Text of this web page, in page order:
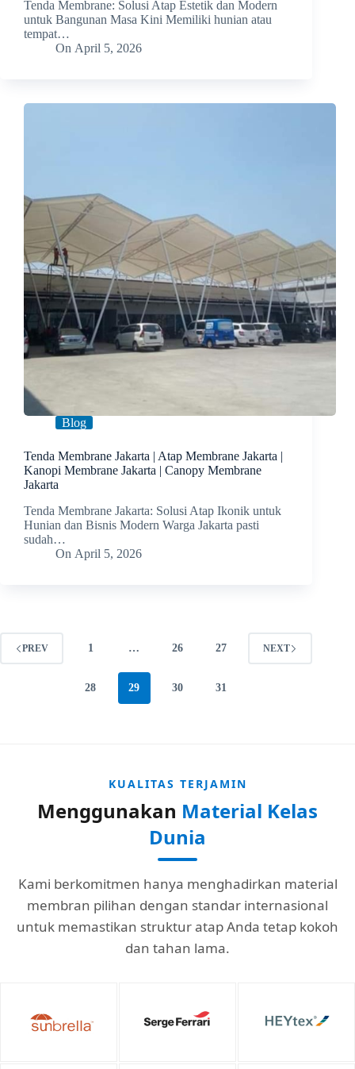
Tenda Membrane: Solusi Atap Estetik dan Modern
untuk Bangunan Masa Kini Memiliki hunian atau
tempat…
On April 5, 2026
Blog
Tenda Membrane Jakarta | Atap Membrane Jakarta |
Kanopi Membrane Jakarta | Canopy Membrane
Jakarta
Tenda Membrane Jakarta: Solusi Atap Ikonik untuk
Hunian dan Bisnis Modern Warga Jakarta pasti
sudah…
On April 5, 2026
PREV 1 … 26 27
28 29 30 31
NEXT
KUALITAS TERJAMIN
Menggunakan Material Kelas
Dunia
Kami berkomitmen hanya menghadirkan material
membran pilihan dengan standar internasional
untuk memastikan struktur atap Anda tetap kokoh
dan tahan lama.